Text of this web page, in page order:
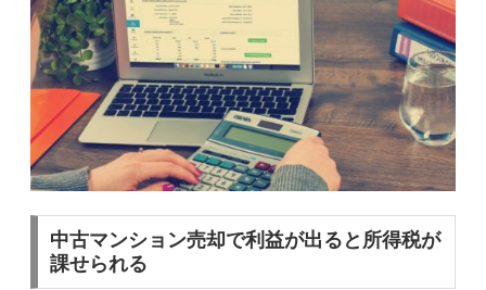
中古マンション売却で利益が出ると所得税が
課せられる